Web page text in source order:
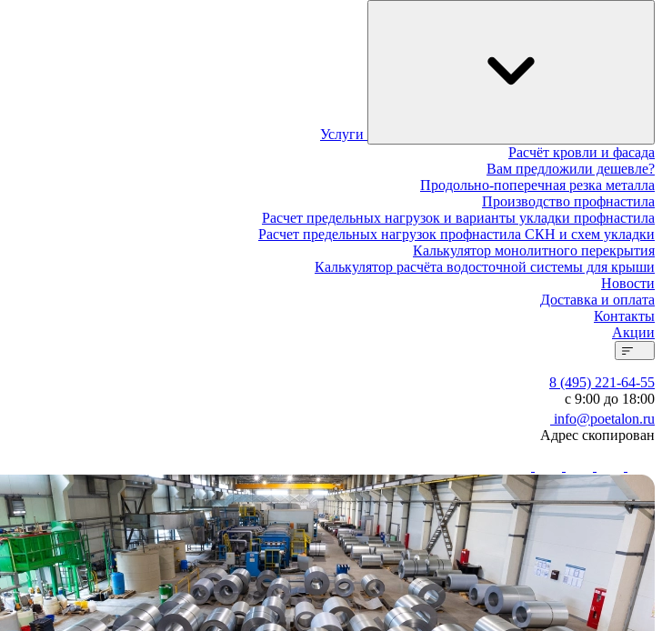
Услуги
Расчёт кровли и фасада
Вам предложили дешевле?
Продольно-поперечная резка металла
Производство профнастила
Расчет предельных нагрузок и варианты укладки профнастила
Расчет предельных нагрузок профнастила СКН и схем укладки
Калькулятор монолитного перекрытия
Калькулятор расчёта водосточной системы для крыши
Новости
Доставка и оплата
Контакты
Акции
8 (495) 221-64-55
с 9:00 до 18:00
info@poetalon.ru
Адрес скопирован